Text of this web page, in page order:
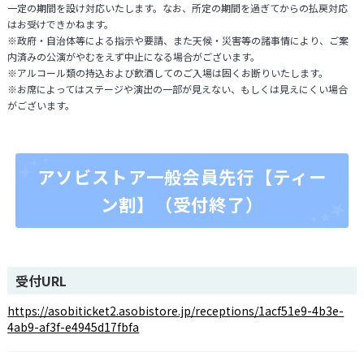
一定の期間を設け対応いたします。なお、所定の期間を過ぎてからの払戻対応
はお受けできかねます。
※政府・自治体等による指示や要請、また天候・災害等の諸事情により、ご案
内済みの公演がやむをえず中止になる場合がございます。
※アルコール類の持込および飲酒してのご入場は固くお断りいたします。
※お席によってはステージや演出の一部が見えない、もしくは見えにくい場合
がございます。
アソビストア一般会員先行【ティー
ン割】（受付終了）
受付URL
https://asobiticket2.asobistore.jp/receptions/1acf51e9-4b3e-
4ab9-af3f-e4945d17fbfa